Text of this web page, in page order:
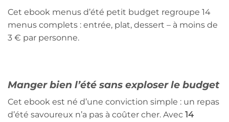
Cet ebook menus d’été petit budget regroupe 14
menus complets : entrée, plat, dessert – à moins de
3 € par personne.
Manger bien l’été sans exploser le budget
Cet ebook est né d’une conviction simple : un repas
d’été savoureux n’a pas à coûter cher. Avec 14